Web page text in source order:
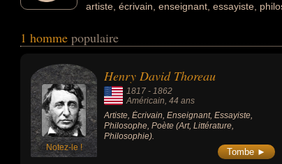
artiste, écrivain, enseignant, essayiste,
1 homme populaire
Notez-le !
Henry David Thoreau
1817 - 1862
Américain, 44 ans
Artiste, Écrivain, Enseignant, Essayiste,
Philosophe, Poète (Art, Littérature,
Philosophie).
Tombe ►